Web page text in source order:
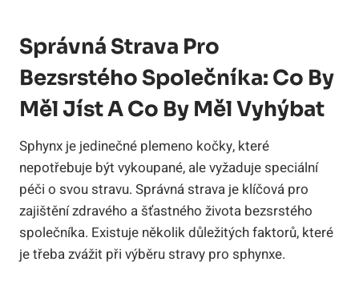
Správná Strava Pro
Bezsrstého Společníka: Co By
Měl Jíst A Co By Měl Vyhýbat
Sphynx je jedinečné plemeno kočky, které
nepotřebuje být vykoupané, ale vyžaduje speciální
péči o svou stravu. Správná strava je klíčová pro
zajištění zdravého a šťastného života bezsrstého
společníka. Existuje několik důležitých faktorů, které
je třeba zvážit při výběru stravy pro sphynxe.